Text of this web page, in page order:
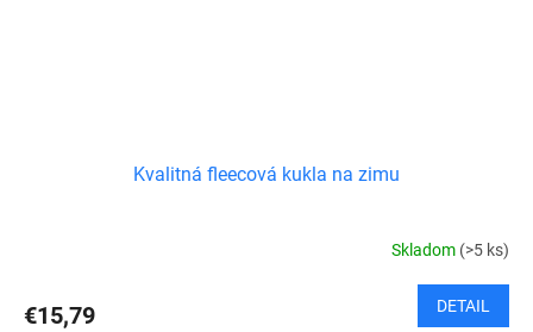
Kvalitná fleecová kukla na zimu
Skladom (>5 ks)
€15,79 DETAIL